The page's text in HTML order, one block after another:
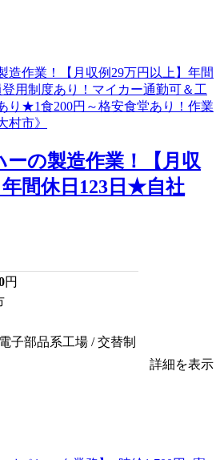
の製造作業！【月収
間休日123日★自社
円
子部品系工場 / 交替制
詳細を表示